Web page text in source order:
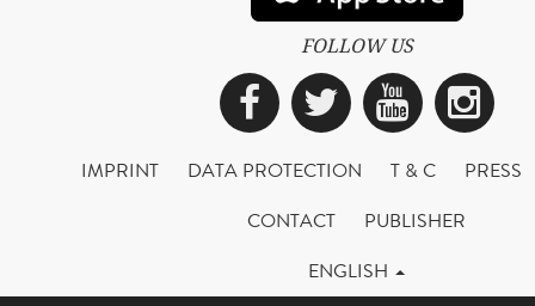
FOLLOW US
Facebook
Twitter
IMPRINT DATA PROTECTION T & C
PRESS
CONTACT
PUBLISHER
ENGLISH